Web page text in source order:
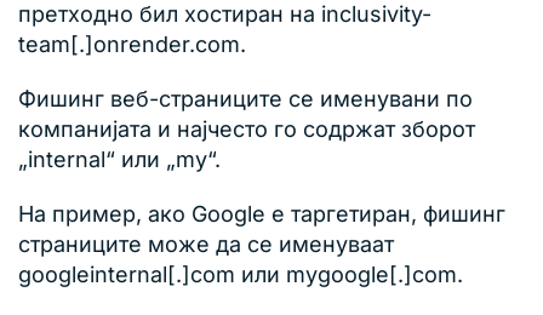
претходно бил хостиран на inclusivity-
team[.]onrender.com.
Фишинг веб-страниците се именувани по
компанијата и најчесто го содржат зборот
„internal“ или „my“.
На пример, ако Google е таргетиран, фишинг
страниците може да се именуваат
googleinternal[.]com или mygoogle[.]com.